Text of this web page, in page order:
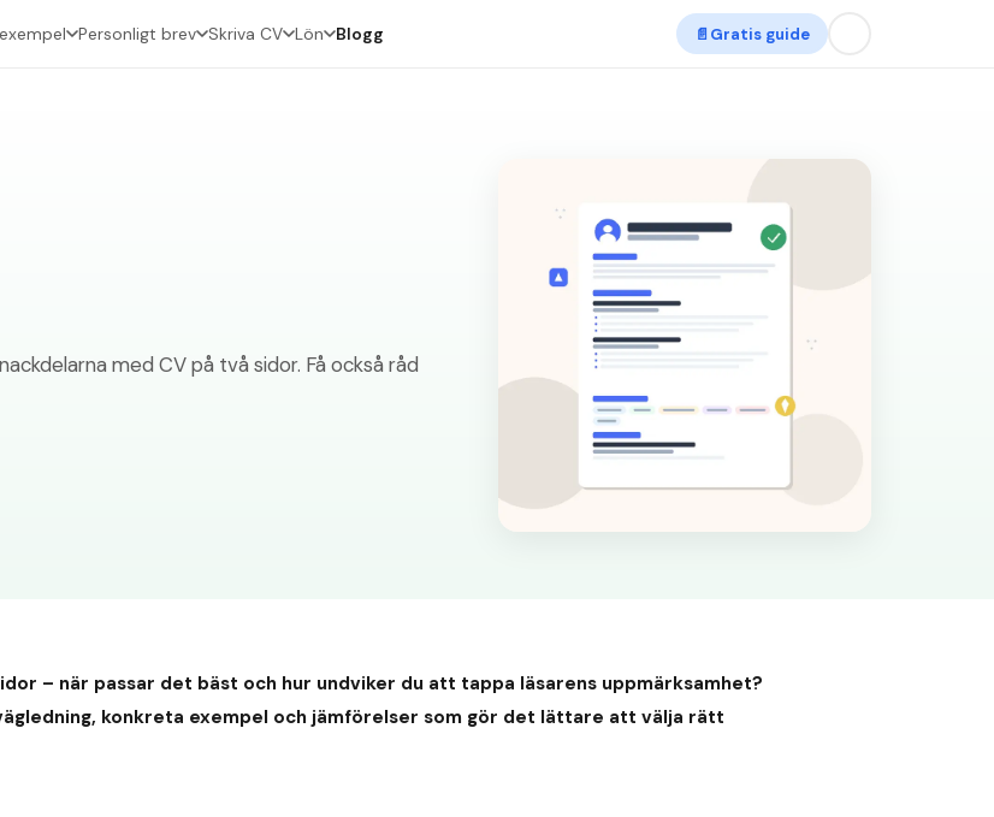
Personligt brev Skriva CV Lön Blogg 📄 Gratis guide
med CV på två sidor. Få också råd
– när passar det bäst och hur undviker du att tappa läsarens uppmärksamhet?
konkreta exempel och jämförelser som gör det lättare att välja rätt